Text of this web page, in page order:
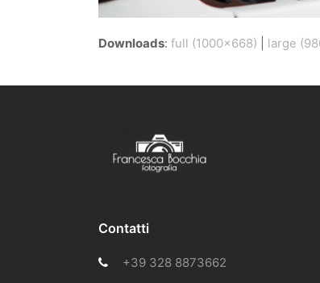
Downloads: full (1000x668) large
Contatti
+39 328 8873662